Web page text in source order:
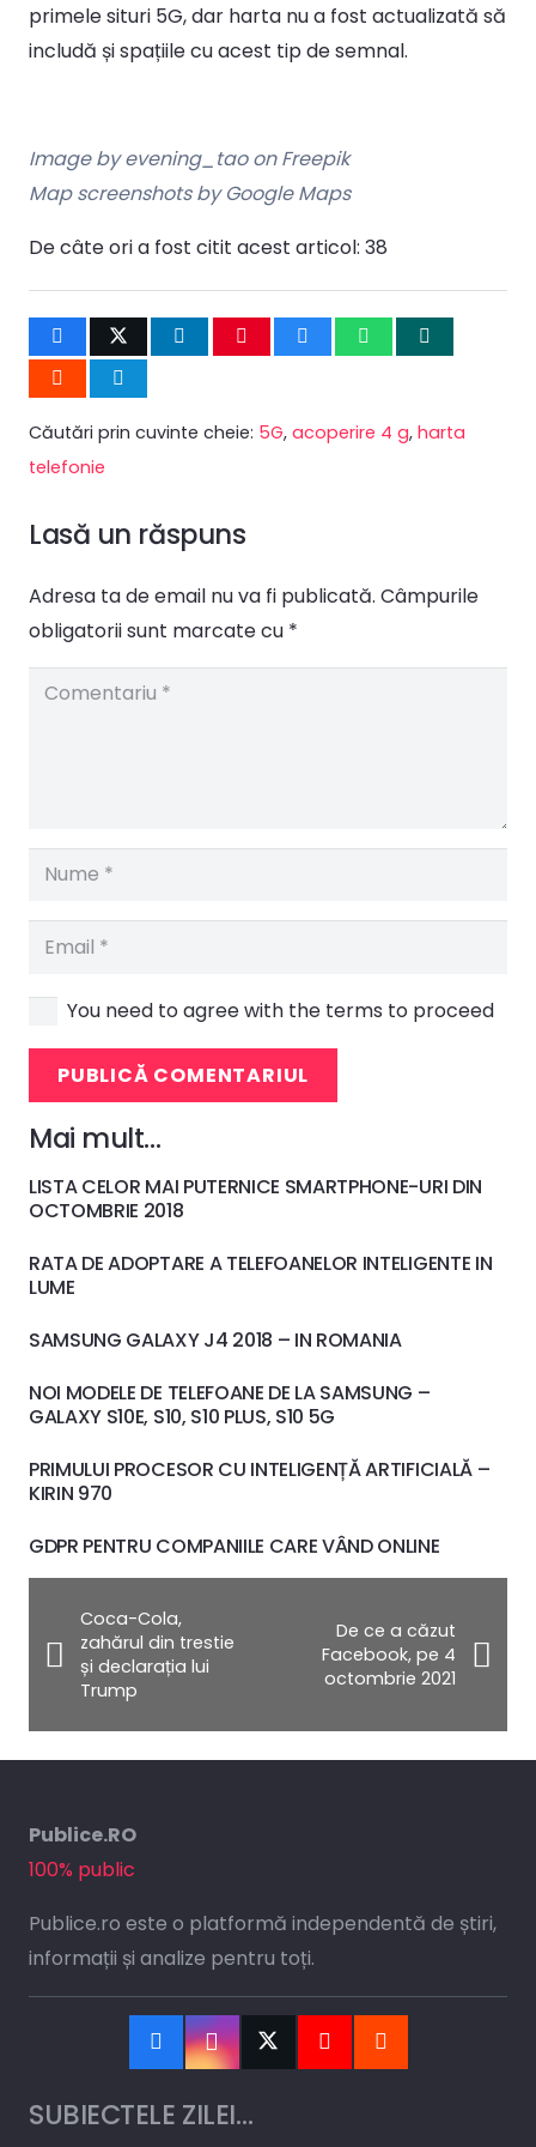
primele situri 5G, dar harta nu a fost actualizată să
includă și spațiile cu acest tip de semnal.
Image by evening_tao on Freepik
Map screenshots by Google Maps
De câte ori a fost citit acest articol: 38
Căutări prin cuvinte cheie: 5G, acoperire 4 g, harta
telefonie
Lasă un răspuns
Adresa ta de email nu va fi publicată. Câmpurile
obligatorii sunt marcate cu *
You need to agree with the terms to proceed
PUBLICĂ COMENTARIUL
Mai mult…
LISTA CELOR MAI PUTERNICE SMARTPHONE-URI DIN
OCTOMBRIE 2018
RATA DE ADOPTARE A TELEFOANELOR INTELIGENTE IN
LUME
SAMSUNG GALAXY J4 2018 – IN ROMANIA
NOI MODELE DE TELEFOANE DE LA SAMSUNG –
GALAXY S10E, S10, S10 PLUS, S10 5G
PRIMULUI PROCESOR CU INTELIGENȚĂ ARTIFICIALĂ –
KIRIN 970
GDPR PENTRU COMPANIILE CARE VÂND ONLINE
Coca-Cola,
zahărul din trestie
și declarația lui
Trump
De ce a căzut
Facebook, pe 4
octombrie 2021
Publice.RO
100% public
Publice.ro este o platformă independentă de știri,
informații și analize pentru toți.
SUBIECTELE ZILEI…